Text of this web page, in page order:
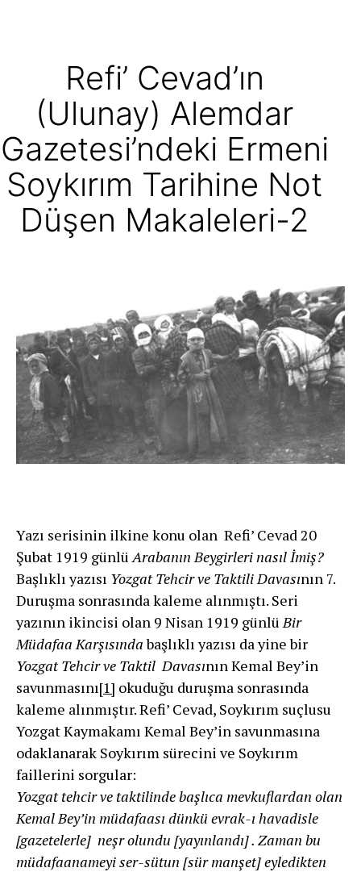
Refi’ Cevad’ın
(Ulunay) Alemdar
Gazetesi’ndeki Ermeni
Soykırım Tarihine Not
Düşen Makaleleri-2
Yazı serisinin ilkine konu olan Refi’ Cevad 20
Şubat 1919 günlüArabanın Beygirleri nasıl İmiş?
Başlıklı yazısı Yozgat Tehcir ve Taktili Davasının 7.
Duruşma sonrasında kaleme alınmıştı. Seri
yazının ikincisi olan 9 Nisan 1919 günlüBir
Müdafaa Karşısındabaşlıklı yazısı da yine bir
Yozgat Tehcir ve Taktil Davasının Kemal Bey’in
savunmasını[1] okuduğu duruşma sonrasında
kaleme alınmıştır. Refi’ Cevad, Soykırım suçlusu
Yozgat Kaymakamı Kemal Bey’in savunmasına
odaklanarak Soykırım sürecini ve Soykırım
faillerini sorgular:
Yozgat tehcir ve taktilinde başlıca mevkuflardan olan
Kemal Bey’in müdafaası dünkü evrak-ı havadisle
[gazetelerle] neşr olundu [yayınlandı] . Zaman bu
müdafaanameyi ser-sütun [sür manşet] eyledikten